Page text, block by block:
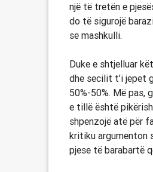
një të tretën e
do të sigurojë
se mashkulli.
Duke e shtjelluar
dhe secilit t’i jepet
50%-50%. Më pas,
e tillë është
shpenzojë atë për
kritiku argumenton
pjese të barabartë